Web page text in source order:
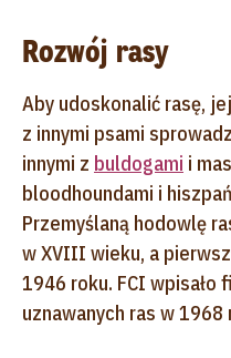
Rozwój rasy
Aby udoskonalić rasę,
z innymi psami
innymi z buldogami i
bloodhoundami i
Przemyślaną hodowlę
w XVIII wieku, a
1946 roku. FCI
uznawanych ras w 1968